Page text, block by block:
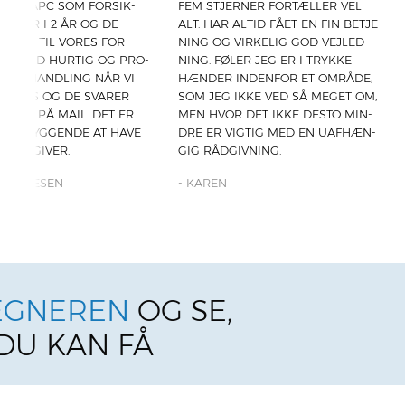
FEM STJER­NER FOR­TÆL­LER VEL
ALT. HAR ALTID FÅET EN FIN BETJE­
NING OG VIR­KE­LIG GOD VEJ­LED­
NING. FØLER JEG ER I TRYK­KE
HÆN­DER INDEN­FOR ET OMRÅ­DE,
SOM JEG IKKE VED SÅ MEGET OM,
MEN HVOR DET IKKE DESTO MIN­
DRE ER VIG­TIG MED EN UAF­HÆN­
GIG RÅD­GIV­NING.
-KAREN
SIO­NEL OG
NING. MEGET
KUN ANBE­FA­LE APC.
-ALAN MADSEN
OG SE,
KAN FÅ